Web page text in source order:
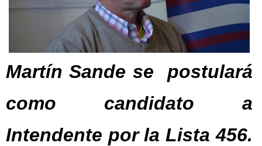
Martín Sande se postulará
como candidato a
Intendente por la Lista 456.